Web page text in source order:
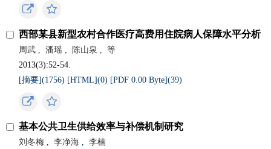
西部某县新型农村合作医疗高费用住院病人保障水平分析
周武 , 潘瑶 , 陈山泉 ,
等
2013(3):52-54.
[摘要](1756) [HTML](0) [PDF 0.00 Byte](39)
基本公共卫生供给效率与补偿机制研究
刘冬梅 , 李净海 ,
李楠